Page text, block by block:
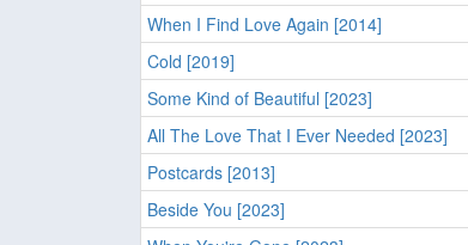
When I Find Love Again [2014]
Cold [2019]
Some Kind of Beautiful [2023]
All The Love That I Ever Needed [2023]
Postcards [2013]
Beside You [2023]